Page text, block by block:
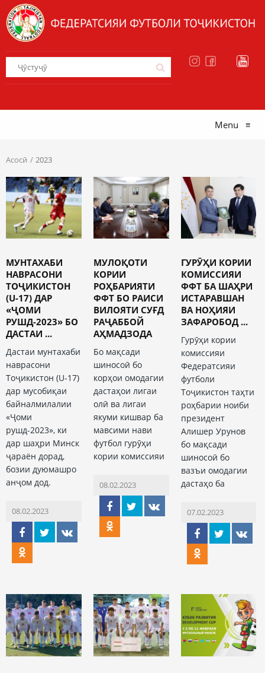
Menu ≡
Асосӣ 2023
МУНТАХАБИ
НАВРАСОНИ
ТОҶИКИСТОН
(U-17) ДАР
«ҶОМИ
РУШД-2023» БО
ДАСТАИ ...
Дастаи мунтахаби
наврасони
Тоҷикистон (U-17)
дар мусобиқаи
байналмилалии
«Ҷоми
рушд-2023», ки
дар шаҳри Минск
ҷараён дорад,
бозии дуюмашро
анҷом дод.
08.02.2023
МУЛОҚОТИ
КОРИИ
РОҲБАРИЯТИ
ФФТ БО РАИСИ
ВИЛОЯТИ СУҒД
РАҶАББОЙ
АҲМАДЗОДА
Бо мақсади
шиносоӣ бо
корҳои омодагии
дастаҳои лигаи
олӣ ва лигаи
якуми кишвар ба
мавсими нави
футбол гурӯҳи
кории комиссияи
08.02.2023
ГУРӮҲИ КОРИИ
КОМИССИЯИ
ФФТ БА ШАҲРИ
ИСТАРАВШАН
ВА НОҲИЯИ
ЗАФАРОБОД ...
Гурӯҳи кории
комиссияи
Федератсияи
футболи
Тоҷикистон таҳти
роҳбарии ноиби
президент
Алишер Урунов
бо мақсади
шиносоӣ бо
вазъи омодагии
дастаҳо ба
07.02.2023